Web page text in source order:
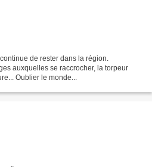
de rester dans la région.
auxquelles se raccrocher, la torpeur
Oublier le monde...